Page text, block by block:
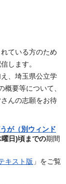
ている方のため
します。
、埼玉県公立学
要等について、
んの志願をお待
が（別ウィンド
日)頃までの期間
キスト版 」をご覧